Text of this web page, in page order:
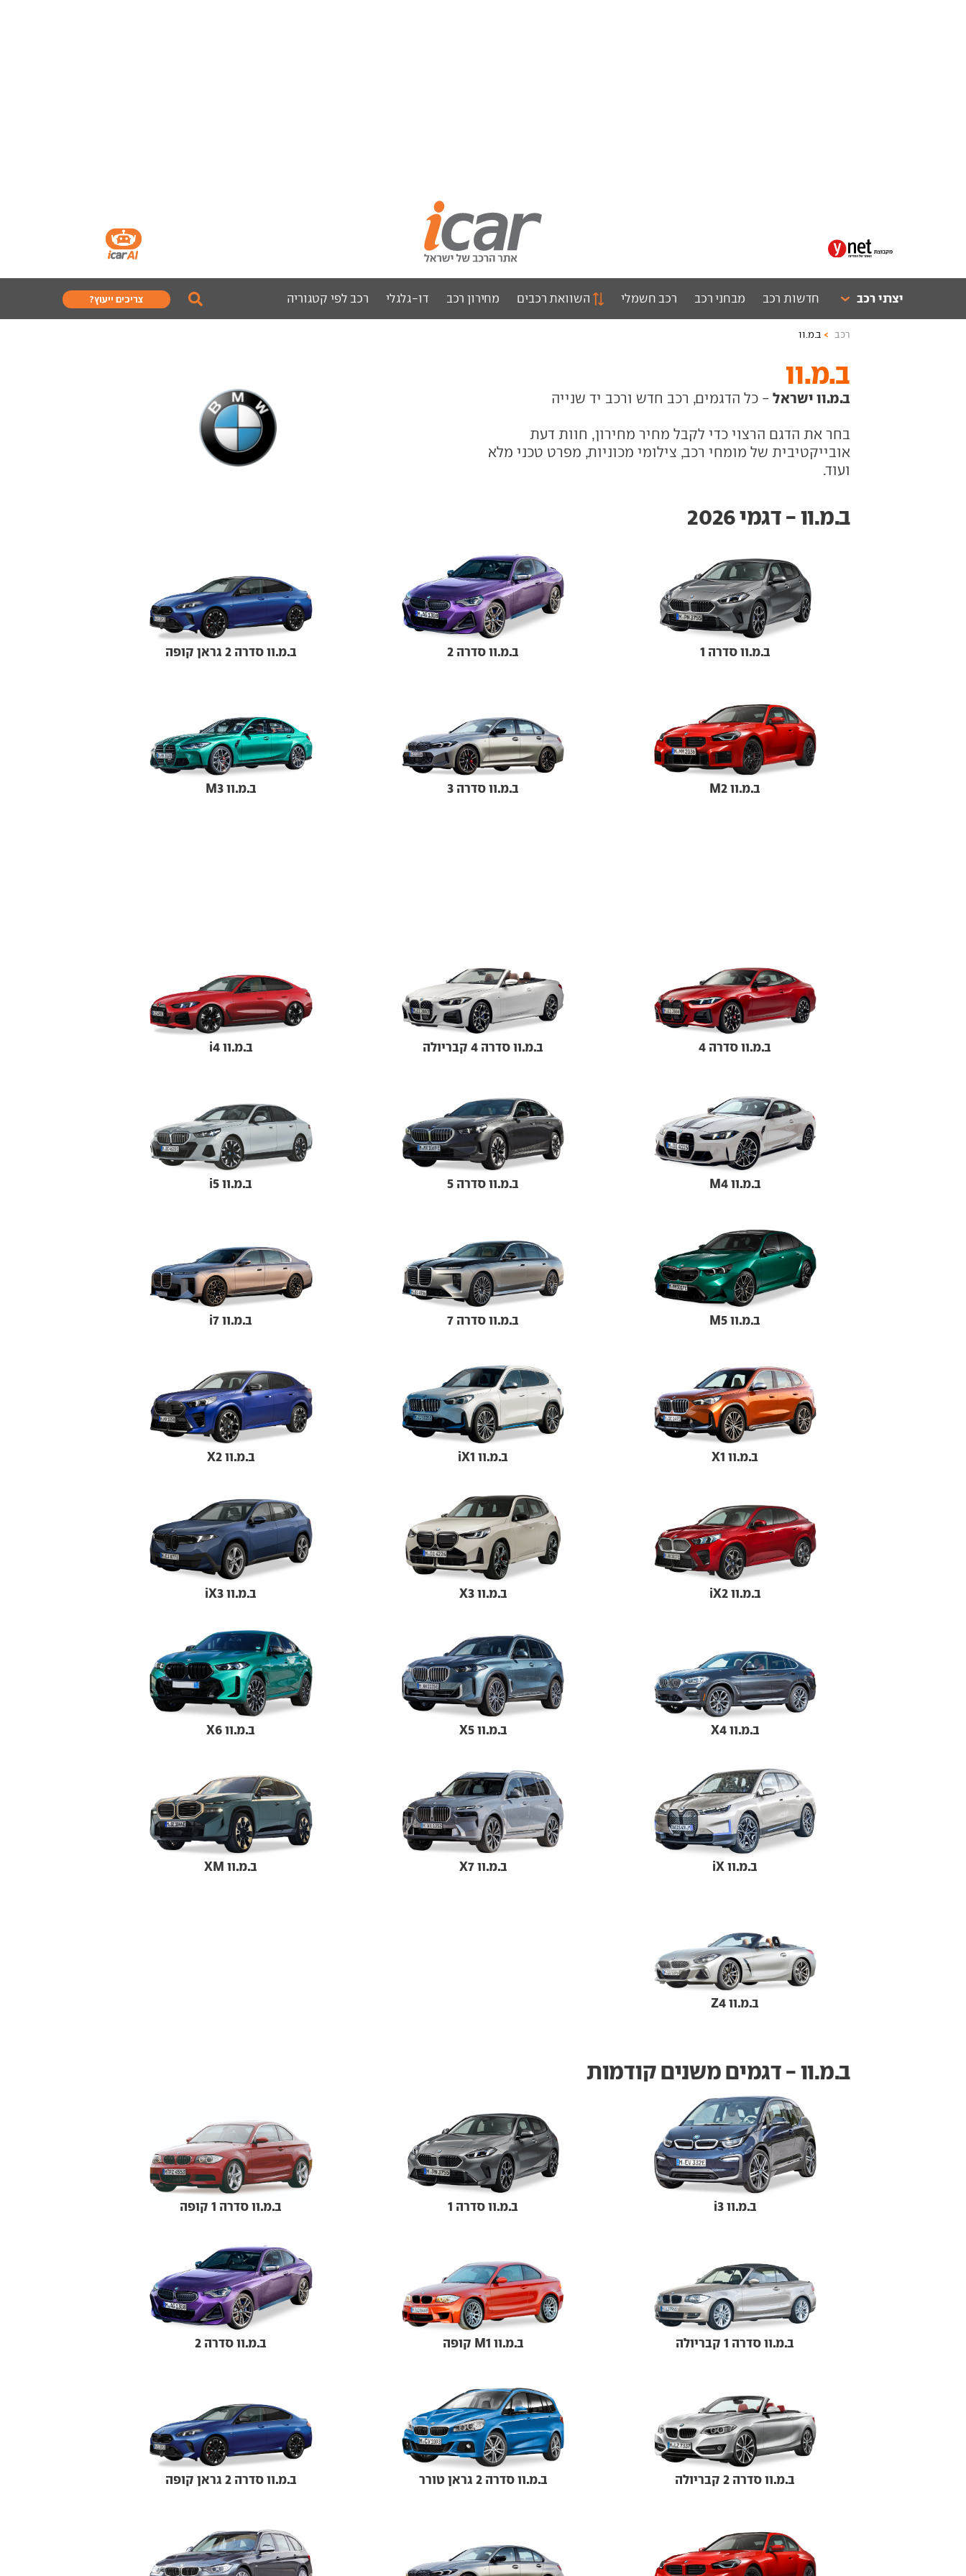
יצרני רכב חדשות רכב מבחני רכב רכב חשמלי השוואת רכבים מחירון רכב דו-גלגלי רכב לפי קטגוריה צריכים ייעוץ?
רכב ב.מ.וו
ב.מ.וו
ב.מ.וו ישראל - כל הדגמים, רכב חדש ורכב יד שנייה
בחר את הדגם הרצוי כדי לקבל מחיר מחירון, חוות דעת
אובייקטיבית של מומחי רכב, צילומי מכוניות, מפרט טכני מלא
ועוד.
ב.מ.וו - דגמי 2026
ב.מ.וו סדרה 1 ב.מ.וו סדרה 2 ב.מ.וו סדרה 2 גראן קופה
ב.מ.וו M2 ב.מ.וו סדרה 3 ב.מ.וו M3
ב.מ.וו סדרה 4 ב.מ.וו סדרה 4 קבריולה ב.מ.וו i4
ב.מ.וו M4 ב.מ.וו סדרה 5 ב.מ.וו i5
ב.מ.וו M5 ב.מ.וו סדרה 7 ב.מ.וו i7
ב.מ.וו X1 ב.מ.וו iX1 ב.מ.וו X2
ב.מ.וו iX2 ב.מ.וו X3 ב.מ.וו iX3
ב.מ.וו X4 ב.מ.וו X5 ב.מ.וו X6
ב.מ.וו iX ב.מ.וו X7 ב.מ.וו XM
ב.מ.וו Z4
ב.מ.וו - דגמים משנים קודמות
ב.מ.וו i3 ב.מ.וו סדרה 1 ב.מ.וו סדרה 1 קופה
ב.מ.וו סדרה 1 קבריולה ב.מ.וו M1 קופה ב.מ.וו סדרה 2
ב.מ.וו סדרה 2 קבריולה ב.מ.וו סדרה 2 גראן טורר ב.מ.וו סדרה 2 גראן קופה